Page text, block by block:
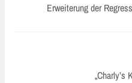
navigation
post:
Erweiterung der
„Charly’s